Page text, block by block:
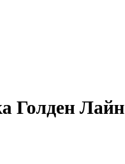
Голден Лайн